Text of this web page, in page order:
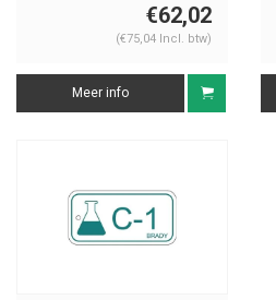
€62,02
(€75,04 Incl. btw)
Meer info